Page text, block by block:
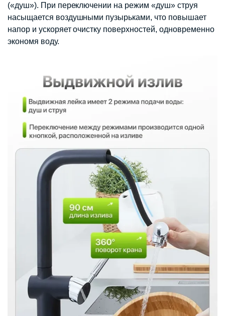
(«душ»). При переключении на режим «душ» струя
насыщается воздушными пузырьками, что повышает
напор и ускоряет очистку поверхностей, одновременно
экономя воду.